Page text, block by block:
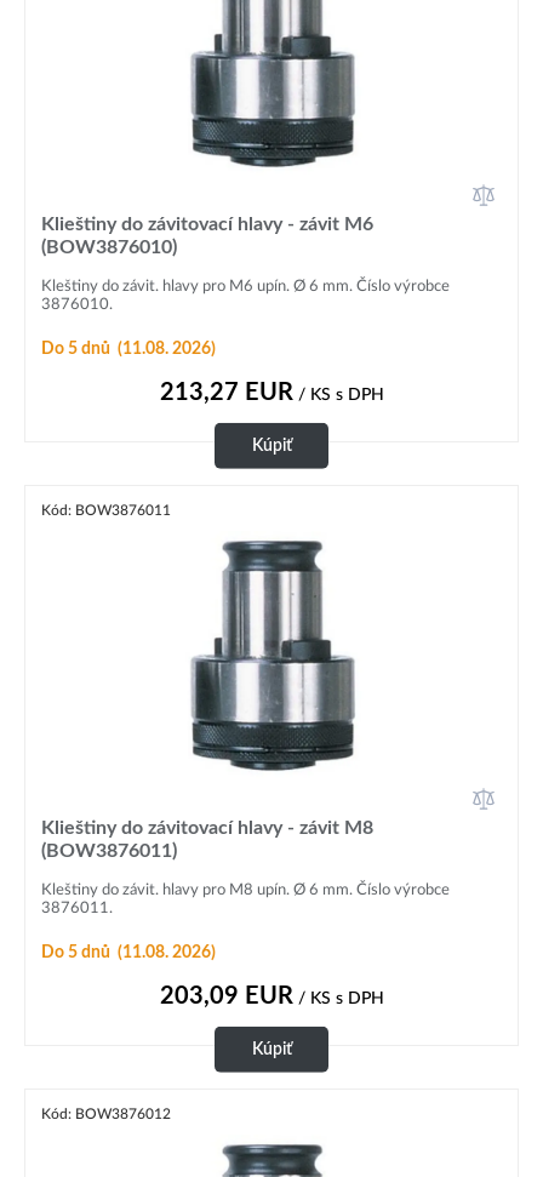
Klieštiny do závitovací hlavy - závit M6
(BOW3876010)
Kleštiny do závit. hlavy pro M6 upín. Ø 6 mm. Číslo výrobce
3876010.
Do 5 dnů (11.08. 2026)
213,27 EUR/ KS s DPH
Kúpiť
Kód: BOW3876011
Klieštiny do závitovací hlavy - závit M8
(BOW3876011)
Kleštiny do závit. hlavy pro M8 upín. Ø 6 mm. Číslo výrobce
3876011.
Do 5 dnů (11.08. 2026)
203,09 EUR/ KS s DPH
Kúpiť
Kód: BOW3876012